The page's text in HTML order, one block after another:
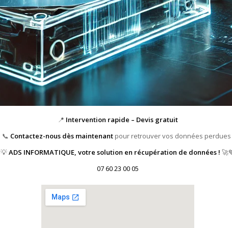
📍 Intervention rapide – Devis gratuit
📞 Contactez-nous dès maintenantpour retrouver vos données perdues
💡ADS INFORMATIQUE, votre solution en récupération de données !
07 60 23 00 05